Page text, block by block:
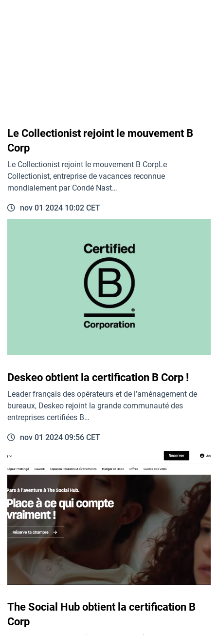
Le Collectionist rejoint le mouvement B
Corp
Le Collectionist rejoint le mouvement B CorpLe
Collectionist, entreprise de vacances reconnue
mondialement par Condé Nast…
nov 01 2024 10:02 CET
Deskeo obtient la certification B Corp !
Leader français des opérateurs et de l’aménagement de
bureaux, Deskeo rejoint la grande communauté des
entreprises certifiées B…
nov 01 2024 09:56 CET
The Social Hub obtient la certification B
Corp